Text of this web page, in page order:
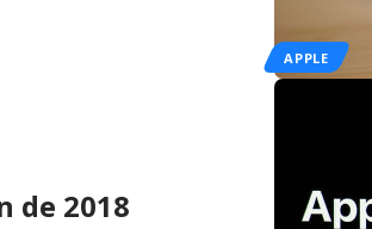
APPLE
de 2018